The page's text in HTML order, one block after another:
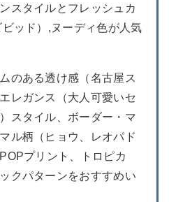
スタイルとフレッシュカ
ッド）,ヌーディ色が人気
のある透け感（名古屋ス
レガンス（大人可愛いセ
スタイル、ボーダー・マ
ル柄（ヒョウ、レオパド
プリント、トロピカ
クパターンをおすすめい